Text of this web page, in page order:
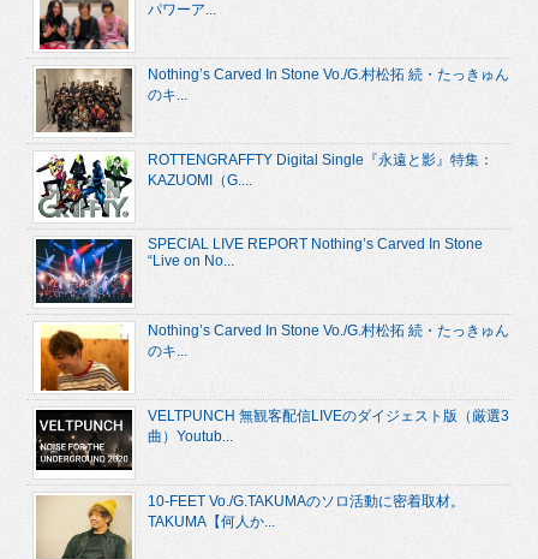
パワーア...
Nothing’s Carved In Stone Vo./G.村松拓 続・たっきゅん
のキ...
ROTTENGRAFFTY Digital Single『永遠と影』特集：
KAZUOMI（G....
SPECIAL LIVE REPORT Nothing’s Carved In Stone
“Live on No...
Nothing’s Carved In Stone Vo./G.村松拓 続・たっきゅん
のキ...
VELTPUNCH 無観客配信LIVEのダイジェスト版（厳選3
曲）Youtub...
10-FEET Vo./G.TAKUMAのソロ活動に密着取材。
TAKUMA【何人か...